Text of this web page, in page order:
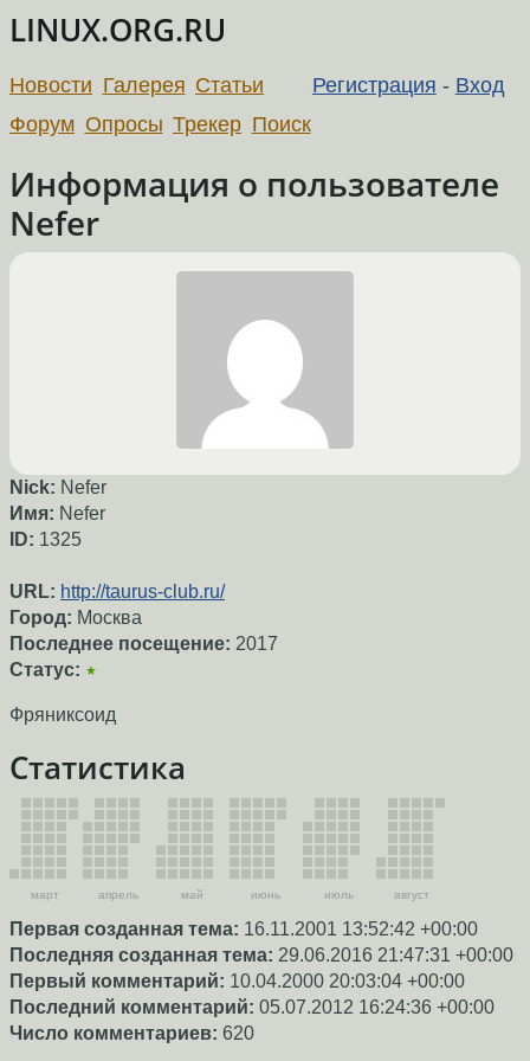
LINUX.ORG.RU
Регистрация - Вход
Новости Галерея Статьи
Форум Опросы Трекер Поиск
Информация о пользователе
Nefer
Nick: Nefer
Имя: Nefer
ID: 1325
URL: http://taurus-club.ru/
Город: Москва
Последнее посещение: 2017
Статус: ★
Фряниксоид
Статистика
март апрель май июнь июль август
Первая созданная тема: 16.11.2001 13:52:42 +00:00
Последняя созданная тема: 29.06.2016 21:47:31 +00:00
Первый комментарий: 10.04.2000 20:03:04 +00:00
Последний комментарий: 05.07.2012 16:24:36 +00:00
Число комментариев: 620